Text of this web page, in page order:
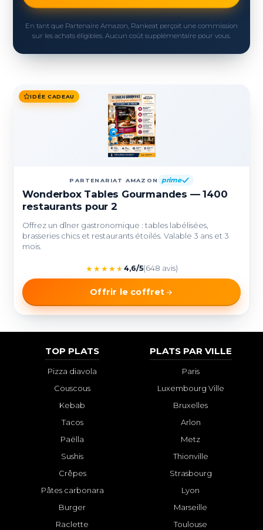
En tant que Partenaire Amazon, Rankeat perçoit une commission
sur les achats éligibles. Aucun coût supplémentaire pour vous.
IDÉE CADEAU
PARTENARIAT AMAZON prime
Wonderbox Tables Gourmandes — 1400
restaurants pour 2
Offrez un dîner gastronomique : tables labélisées,
brasseries chics et restaurants étoilés. Valable 3 ans et 3
mois.
★★★★★ 4,6/5(648 avis)
Offrir le coffret
TOP PLATS
Pizza diavola
Couscous
Kebab
Tacos
Paëlla
Sushis
Crêpes
Pâtes carbonara
Burger
Raclette
PLATS PAR VILLE
Paris
Luxembourg Ville
Bruxelles
Arlon
Metz
Thionville
Strasbourg
Lyon
Marseille
Toulouse